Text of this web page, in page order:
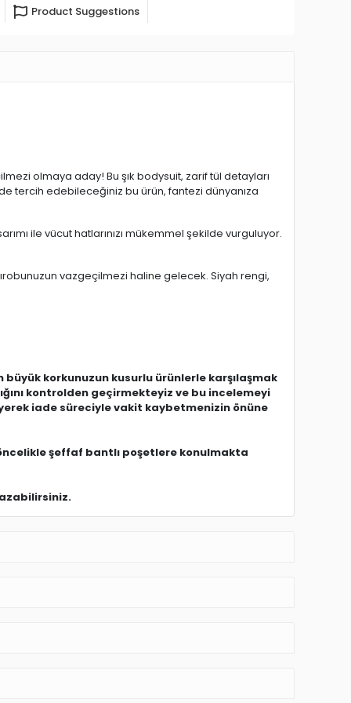
Product Suggestions
olmaya aday! Bu şık bodysuit, zarif tül detayları
tercih edebileceğiniz bu ürün, fantezi dünyanıza
ile vücut hatlarınızı mükemmel şekilde vurguluyor.
vazgeçilmezi haline gelecek. Siyah rengi,
korkunuzun kusurlu ürünlerle karşılaşmak
kontrolden geçirmekteyiz ve bu incelemeyi
iade süreciyle vakit kaybetmenizin önüne
şeffaf bantlı poşetlere konulmakta